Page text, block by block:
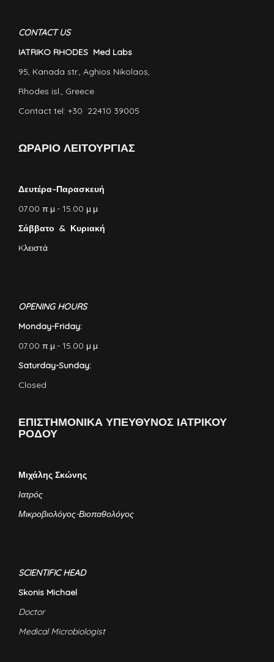
CONTACT US
IATRIKO RHODES Med Labs
95, Kanada str., Aghios Nikolaos,
Rhodes isl., Greece
Contact tel: +30 22410 39005
ΩΡΑΡΙΟ ΛΕΙΤΟΥΡΓΙΑΣ
Δευτέρα–Παρασκευή
07.00 π.μ.- 15.00 μ.μ.
Σάββατο & Κυριακή
Kλειστά
OPENING HOURS
Monday-Friday:
07.00 π.μ.- 15.00 μ.μ.
Saturday-Sunday:
Closed
ΕΠΙΣΤΗΜΟΝΙΚΑ ΥΠΕΥΘΥΝΟΣ ΙΑΤΡΙΚΟΥ
ΡΟΔΟΥ
Μιχάλης Σκώνης
Ιατρός
Μικροβιολόγος-Βιοπαθολόγος
SCIENTIFIC HEAD
Skonis Michael
Doctor
Medical Microbiologist